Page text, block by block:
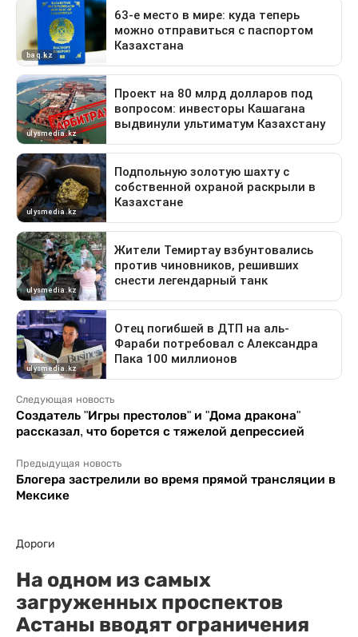
Следующая новость
Создатель "Игры престолов" и "Дома дракона"
рассказал, что борется с тяжелой депрессией
Предыдущая новость
Блогера застрелили во время прямой трансляции в
Мексике
Дороги
На одном из самых
загруженных проспектов
Астаны вводят ограничения